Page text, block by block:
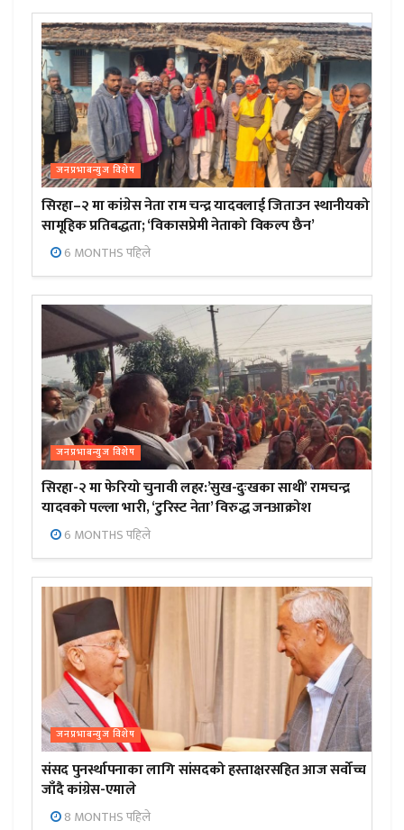
जनप्रभाबन्युज विशेष
सिरहा–२ मा कांग्रेस नेता राम चन्द्र यादवलाई जिताउन स्थानीयको
सामूहिक प्रतिबद्धता; ‘विकासप्रेमी नेताको विकल्प छैन’
6 MONTHS पहिले
जनप्रभाबन्युज विशेष
सिरहा-२ मा फेरियो चुनावी लहर:’सुख-दुःखका साथी’ रामचन्द्र
यादवको पल्ला भारी, ‘टुरिस्ट नेता’ विरुद्ध जनआक्रोश
6 MONTHS पहिले
जनप्रभाबन्युज विशेष
संसद पुनर्स्थापनाका लागि सांसदको हस्ताक्षरसहित आज सर्वोच्च
जाँदै कांग्रेस-एमाले
8 MONTHS पहिले